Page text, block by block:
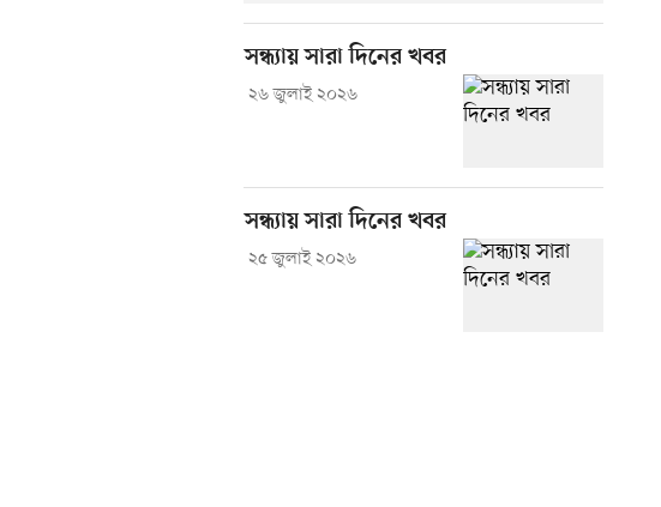
সন্ধ্যায় সারা দিনের খবর
২৬ জুলাই ২০২৬
সন্ধ্যায় সারা দিনের খবর
২৫ জুলাই ২০২৬